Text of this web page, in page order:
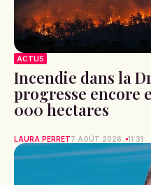
ACTUS
Incendie dans la
progresse encore
000 hectares
LAURA PERRET7 AOÛT 2026 11:31